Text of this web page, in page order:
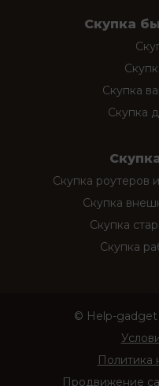
Скупка
Скупка
Скупка
Скупка роутеров
Скупка
Скупка
Скупка
© Help-gadget
Политика
Продвижение